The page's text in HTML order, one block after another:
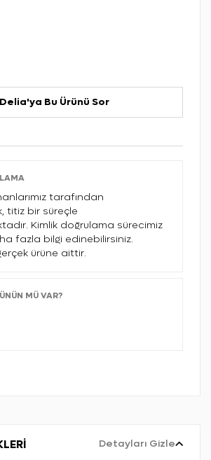
Delia'ya Bu Ürünü Sor
tarafından
titiz bir süreçle
Kimlik doğrulama sürecimiz
fazla bilgi edinebilirsiniz.
ürüne aittir.
MÜ VAR?
Detayları Gizle